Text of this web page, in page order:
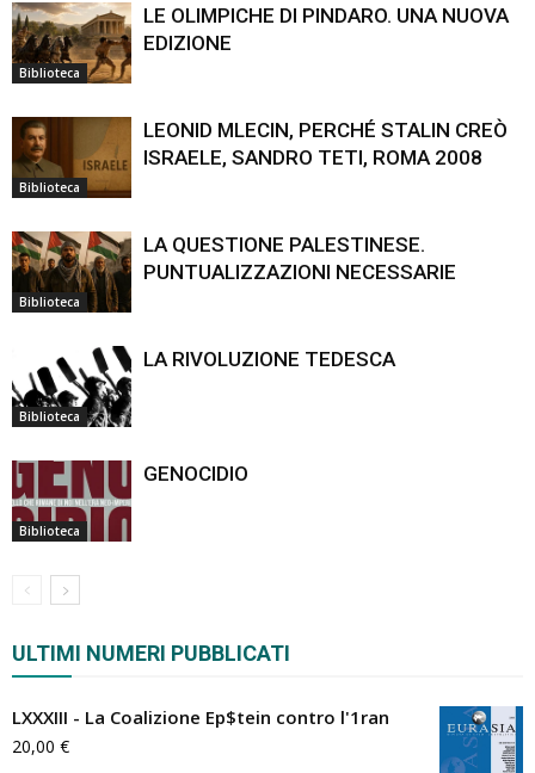
Biblioteca
LE OLIMPICHE DI PINDARO. UNA NUOVA
EDIZIONE
Biblioteca
LEONID MLECIN, PERCHÉ STALIN CREÒ
ISRAELE, SANDRO TETI, ROMA 2008
Biblioteca
LA QUESTIONE PALESTINESE.
PUNTUALIZZAZIONI NECESSARIE
Biblioteca
LA RIVOLUZIONE TEDESCA
Biblioteca
GENOCIDIO
ULTIMI NUMERI PUBBLICATI
LXXXIII - La Coalizione Ep$tein contro l'1ran
20,00 €